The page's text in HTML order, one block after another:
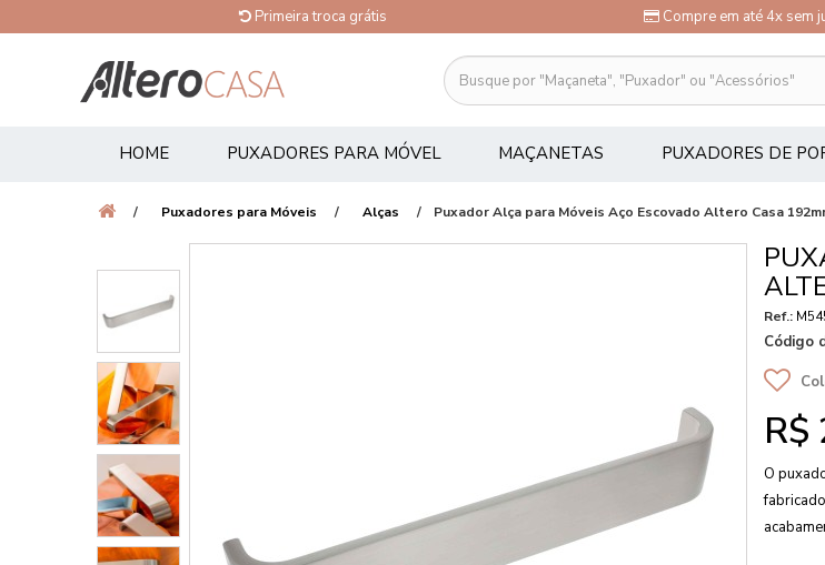
Primeira troca grátis Compre em até 4x sem
HOME PUXADORES PARA MÓVEL MAÇANETAS PUXADORES DE
Puxadores para Móveis Alças Puxador Alça para Móveis Aço Escovado Altero Casa
Ref.:
Código
R$
O